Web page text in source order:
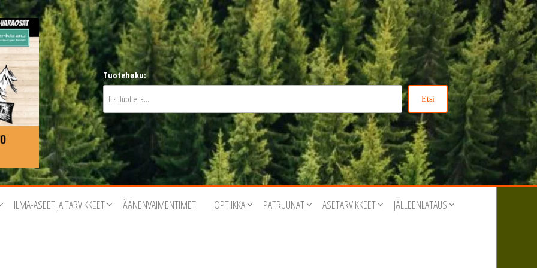
Tuotehaku:
Etsi
ILMA-ASEET JA TARVIKKEET ÄÄNENVAIMENTIMET OPTIIKKA PATRUUNAT ASETARVIKKEET JÄLLEENLATAUS